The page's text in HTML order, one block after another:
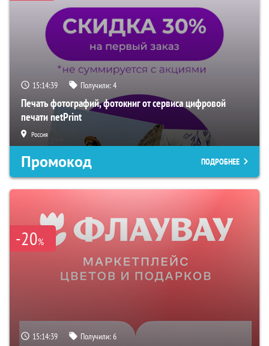
15:14:38 Получили:4
Печать фотографий, фотокниг от сервиса цифровой
печати netPrint
Россия
Промокод ПОДРОБНЕЕ
-20%
15:14:38 Получили:6